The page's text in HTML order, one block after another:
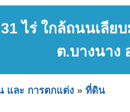
ไร่ ใกล้ถนนเลีย
ต.บางนาง
และ การตกแต่ง » ที่ดิน